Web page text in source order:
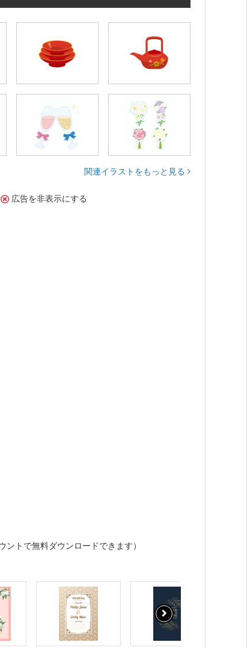
関連イラストをもっと見る
広告を非表示にする
ントで無料ダウンロードできます）